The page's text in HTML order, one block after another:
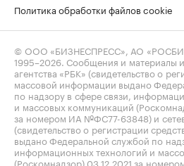
Политика обработки файлов cookie
© ООО «БИЗНЕСПРЕСС», АО
1995–2026 . Сообщения и материалы
агентства «РБК» (свидетельство о
массовой информации выдано
по надзору в сфере связи,
и массовых коммуникаций
за номером ИА №ФС77-63848) и
(свидетельство о регистрации
выдано Федеральной службой по
информационных технологий и
(Роскомнадзор) 03.12.2021 за